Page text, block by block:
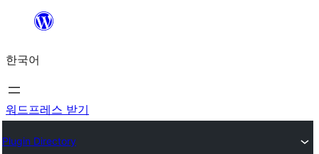
츠
로
바
가
한국어
워드프레스 받기
Plugin Directory